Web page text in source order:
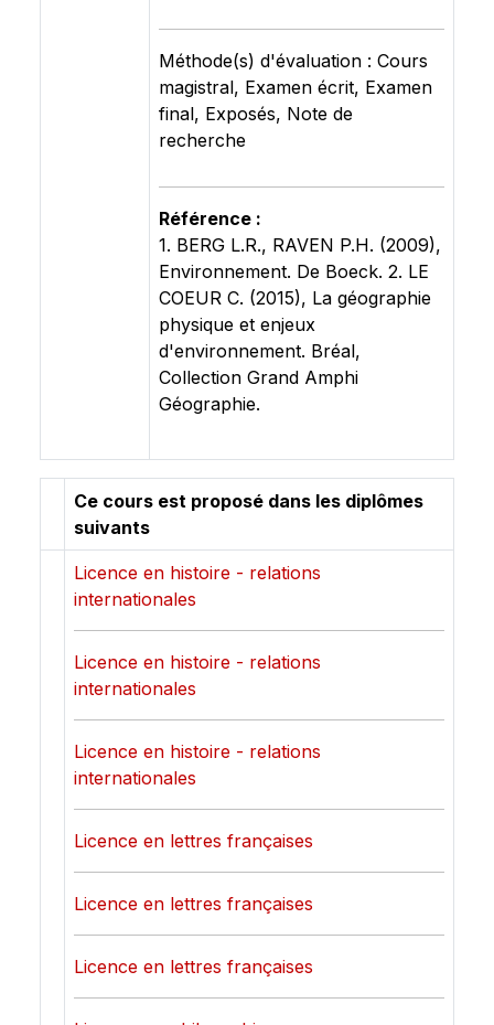
Méthode(s) d'évaluation : Cours
magistral, Examen écrit, Examen
final, Exposés, Note de
recherche
Référence :
1. BERG L.R., RAVEN P.H. (2009),
Environnement. De Boeck. 2. LE
COEUR C. (2015), La géographie
physique et enjeux
d'environnement. Bréal,
Collection Grand Amphi
Géographie.
Ce cours est proposé dans les diplômes
suivants
Licence en histoire - relations
internationales
Licence en histoire - relations
internationales
Licence en histoire - relations
internationales
Licence en lettres françaises
Licence en lettres françaises
Licence en lettres françaises